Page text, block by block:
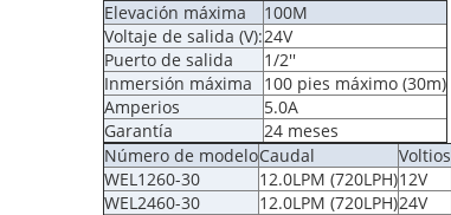
Elevación máxima
100M
Voltaje de salida (V):24V
Puerto de salida
1/2''
Inmersión máxima
100 pies máximo (30m)
Amperios
5.0A
Garantía
24 meses
Número de modeloCaudal Voltios
WEL1260-30
12.0LPM (720LPH)12V
WEL2460-30
12.0LPM (720LPH)24V